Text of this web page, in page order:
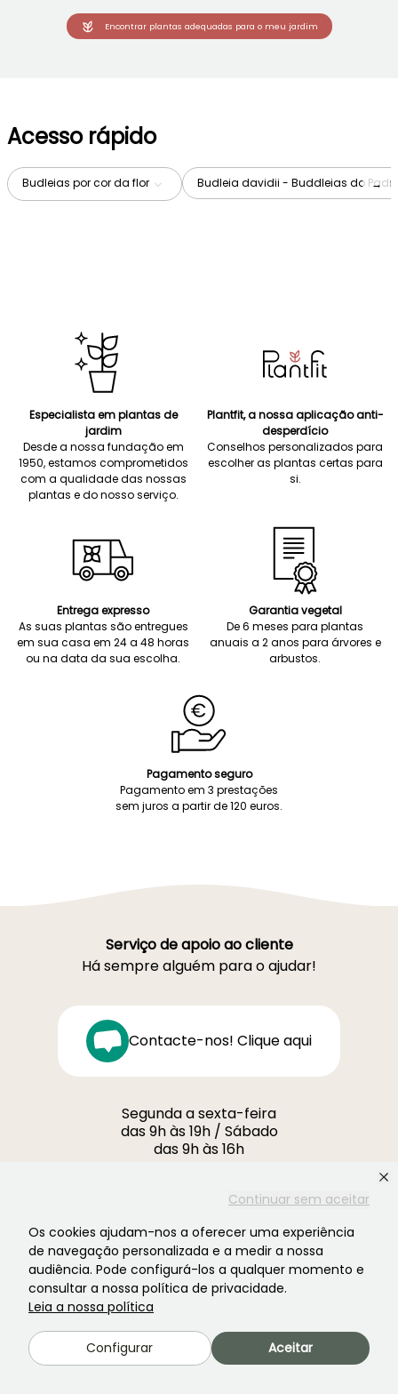
Continuar sem aceitar
Os cookies ajudam-nos a oferecer uma experiência
de navegação personalizada e a medir a nossa
audiência. Pode configurá-los a qualquer momento e
consultar a nossa política de privacidade.
Leia a nossa política
Configurar Aceitar
Encontrar plantas adequadas para o meu jardim
Acesso rápido
Budleias por cor da flor Budleia davidii - Buddleias do →
Especialista em plantas de
jardim
Desde a nossa fundação em
1950, estamos comprometidos
com a qualidade das nossas
plantas e do nosso serviço.
Plantfit, a nossa aplicação anti-
desperdício
Conselhos personalizados para
escolher as plantas certas para
si.
Entrega expresso
As suas plantas são entregues
em sua casa em 24 a 48 horas
ou na data da sua escolha.
Garantia vegetal
De 6 meses para plantas
anuais a 2 anos para árvores e
arbustos.
Pagamento seguro
Pagamento em 3 prestações
sem juros a partir de 120 euros.
Serviço de apoio ao cliente
Há sempre alguém para o ajudar!
Contacte-nos! Clique aqui
Segunda a sexta-feira
das 9h às 19h / Sábado
das 9h às 16h
1012 rue Roger Lecerf
59840 Premesques
França
Contacte-nos →
MAIS DE 3700 AVALIAÇÕES CERTIFICADAS:
A SUA EXPERIÊNCIA É IMPORTANTE PARA
NÓS